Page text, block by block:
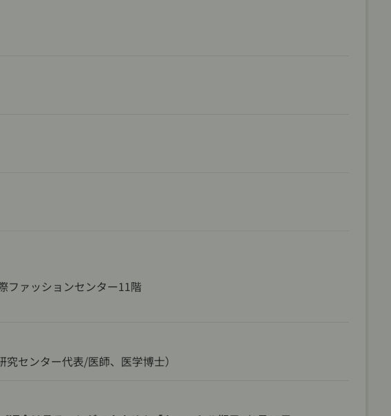
ファッションセンター11階
センター代表/医師、医学博士）